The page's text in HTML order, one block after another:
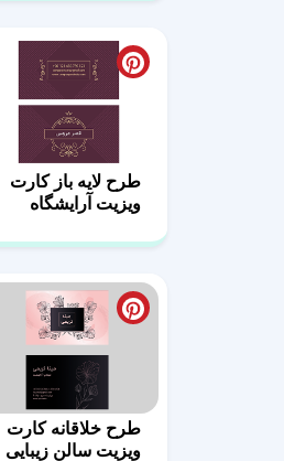
طرح لایه باز کارت
ویزیت آرایشگاه
طرح خلاقانه کارت
ویزیت سالن زیبایی